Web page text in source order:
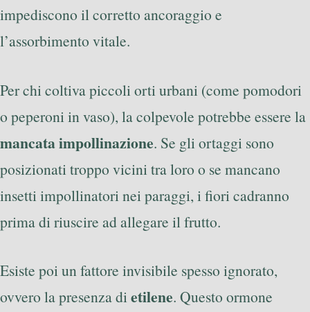
impediscono il corretto ancoraggio e
l’assorbimento vitale.
Per chi coltiva piccoli orti urbani (come pomodori
o peperoni in vaso), la colpevole potrebbe essere la
mancata impollinazione. Se gli ortaggi sono
posizionati troppo vicini tra loro o se mancano
insetti impollinatori nei paraggi, i fiori cadranno
prima di riuscire ad allegare il frutto.
Esiste poi un fattore invisibile spesso ignorato,
ovvero la presenza dietilene. Questo ormone